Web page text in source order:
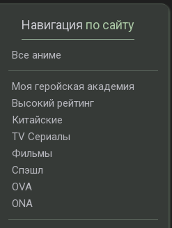
Навигация по сайту
Все аниме
Моя геройская академия
Высокий рейтинг
Китайские
TV Сериалы
Фильмы
Спэшл
OVA
ONA